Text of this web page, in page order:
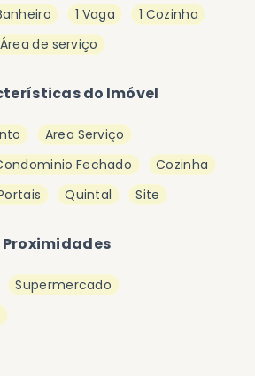
1 Vaga
1 Cozinha
Área de serviço
do Imóvel
Area Serviço
Fechado
Cozinha
Quintal Site
Proximidades
Supermercado